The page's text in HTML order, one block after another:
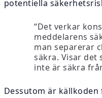
potentiella
“Det verkar
meddelarens
man separerar
säkra. Visar det
inte är säkra
Dessutom är